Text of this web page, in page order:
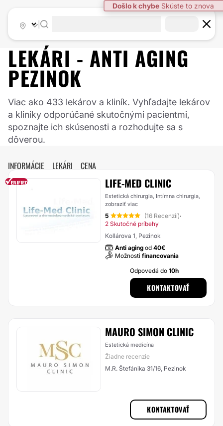
Došlo k chybe Skúste to znova
LEKÁRI - ANTI AGING
PEZINOK
Viac ako 433 lekárov a kliník. Vyhľadajte lekárov
a kliniky odporúčané skutočnými pacientmi,
spoznajte ich skúsenosti a rozhodujte sa s
dôverou.
INFORMÁCIE LEKÁRI CENA
LIFE-MED CLINIC
Estetická chirurgia, Intímna chirurgia,
zobraziť viac
5 (16 Recenzií)·
2 Skutočné príbehy
Kollárova 1, Pezinok
Anti aging od 40€
Možnosti financovania
Odpovedá do10h
KONTAKTOVAŤ
MAURO SIMON CLINIC
Estetická medicína
Žiadne recenzie
M.R. Štefánika 31/16, Pezinok
KONTAKTOVAŤ